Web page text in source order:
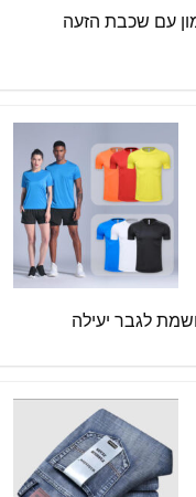
עם שכבת הזעה
לגבר יעילה